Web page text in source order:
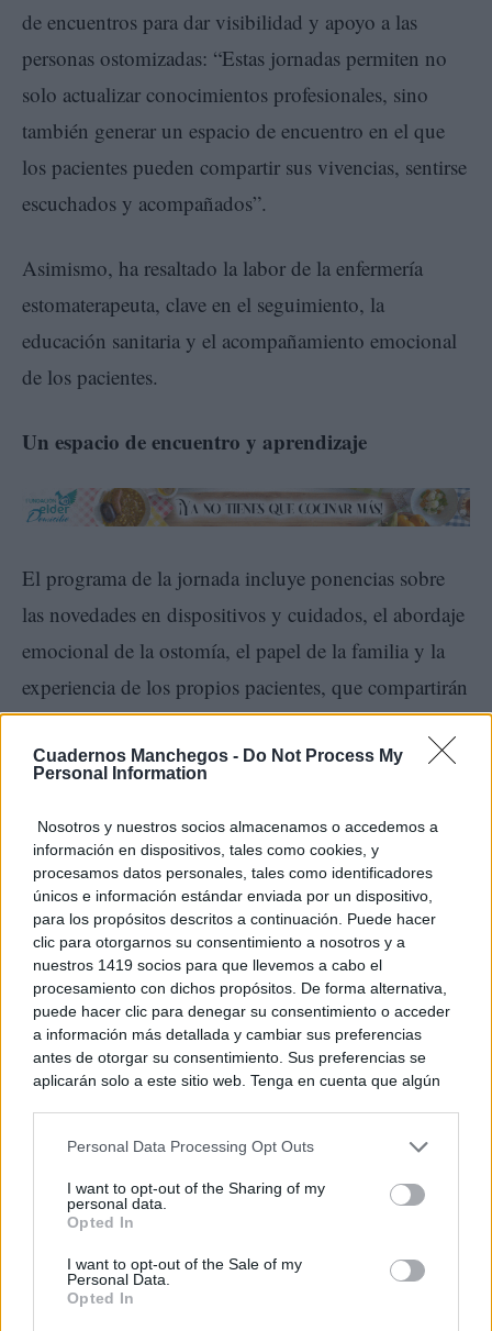
Cuadernos Manchegos - Do Not Process My
Personal Information
Nosotros y nuestros socios almacenamos o accedemos a
información en dispositivos, tales como cookies, y
procesamos datos personales, tales como identificadores
únicos e información estándar enviada por un dispositivo,
para los propósitos descritos a continuación. Puede hacer
clic para otorgarnos su consentimiento a nosotros y a
nuestros 1419 socios para que llevemos a cabo el
procesamiento con dichos propósitos. De forma alternativa,
puede hacer clic para denegar su consentimiento o acceder
a información más detallada y cambiar sus preferencias
antes de otorgar su consentimiento. Sus preferencias se
aplicarán solo a este sitio web. Tenga en cuenta que algún
rechazar tal procesamiento. Puede cambiar sus preferencias
a este sitio y haciendo clic en el botón "Privacidad" en la
parte inferior de la página web.
Please note that this website/app uses one or more Google
services and may gather and store information including but
not limited to your visit or usage behaviour. You may click to
Personal Data Processing Opt Outs
I want to opt-out of the Sharing of my
personal data.
Opted In
I want to opt-out of the Sale of my
Personal Data.
Opted In
de encuentros para dar visibilidad y apoyo a las
personas ostomizadas: “Estas jornadas permiten no
solo actualizar conocimientos profesionales, sino
también generar un espacio de encuentro en el que
los pacientes pueden compartir sus vivencias, sentirse
escuchados y acompañados”.
Asimismo, ha resaltado la labor de la enfermería
estomaterapeuta, clave en el seguimiento, la
educación sanitaria y el acompañamiento emocional
de los pacientes.
Un espacio de encuentro y aprendizaje
El programa de la jornada incluye ponencias sobre
las novedades en dispositivos y cuidados, el abordaje
emocional de la ostomía, el papel de la familia y la
experiencia de los propios pacientes, que compartirán
sus testimonios en primera persona.
Una sanidad centrada en las personas
La celebración de esta tercera edición consolida al
Hospital Mancha Centro como referente regional en
la atención a la persona ostomizada, ofreciendo un
más humana, cercana y de calidad.
Con iniciativas como esta, la Gerencia de Atención
Integrada de Alcázar de San Juan refuerza su apuesta